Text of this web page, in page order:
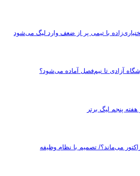
با تیمی پر از ضعف وارد لیگ می‌شود
پنجم لیگ برتر
می‌ماند؟/ تصمیم با نظام وظیفه